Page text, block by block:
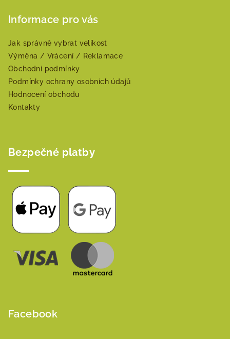
Informace pro vás
Jak správně vybrat velikost
Výměna / Vrácení / Reklamace
Obchodní podmínky
Podmínky ochrany osobních údajů
Hodnocení obchodu
Kontakty
Bezpečné platby
Facebook